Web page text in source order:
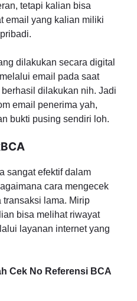
tetapi kalian bisa
email yang kalian miliki
dilakukan secara digital
email pada saat
dilakukan nih. Jadi
email penerima yah,
bukti pusing sendiri loh.
sangat efektif dalam
cara mengecek
transaksi lama. Mirip
bisa melihat riwayat
layanan internet yang
Cek No Referensi BCA